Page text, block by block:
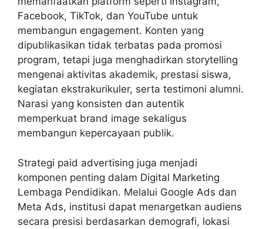
Facebook, TikTok, dan YouTube untuk
membangun engagement. Konten yang
dipublikasikan tidak terbatas pada promosi
program, tetapi juga menghadirkan storytelling
mengenai aktivitas akademik, prestasi siswa,
kegiatan ekstrakurikuler, serta testimoni alumni.
Narasi yang konsisten dan autentik
memperkuat brand image sekaligus
membangun kepercayaan publik.
Strategi paid advertising juga menjadi
komponen penting dalam Digital Marketing
Lembaga Pendidikan. Melalui Google Ads dan
Meta Ads, institusi dapat menargetkan audiens
secara presisi berdasarkan demografi, lokasi